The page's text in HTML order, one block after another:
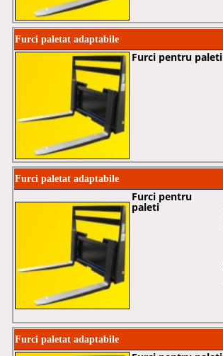
Furci paletat adaptabile
Furci pentru paleti
Furci paletat adaptabile
Furci pentru
paleti
Furci paletat adaptabile